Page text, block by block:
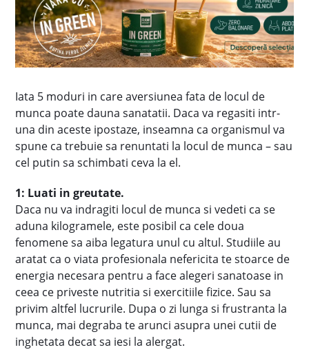
Iata 5 moduri in care aversiunea fata de locul de
munca poate dauna sanatatii. Daca va regasiti intr-
una din aceste ipostaze, inseamna ca organismul va
spune ca trebuie sa renuntati la locul de munca – sau
cel putin sa schimbati ceva la el.
1: Luati in greutate.
Daca nu va indragiti locul de munca si vedeti ca se
aduna kilogramele, este posibil ca cele doua
fenomene sa aiba legatura unul cu altul. Studiile au
aratat ca o viata profesionala nefericita te stoarce de
energia necesara pentru a face alegeri sanatoase in
ceea ce priveste nutritia si exercitiile fizice. Sau sa
privim altfel lucrurile. Dupa o zi lunga si frustranta la
munca, mai degraba te arunci asupra unei cutii de
inghetata decat sa iesi la alergat.